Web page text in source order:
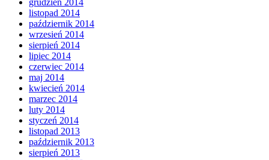
grudzień 2014
listopad 2014
październik 2014
wrzesień 2014
sierpień 2014
lipiec 2014
czerwiec 2014
maj 2014
kwiecień 2014
marzec 2014
luty 2014
styczeń 2014
listopad 2013
październik 2013
sierpień 2013